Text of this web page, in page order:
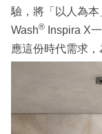
事
專
欄
閱
驗，將「以人為
Wash®
Inspira X
應這份時代需求，